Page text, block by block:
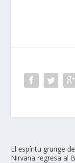
El espíritu grunge de
Nirvana regresa al